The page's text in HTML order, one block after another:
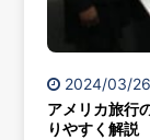
2024/03/26
アメリカ旅行
りやすく解説